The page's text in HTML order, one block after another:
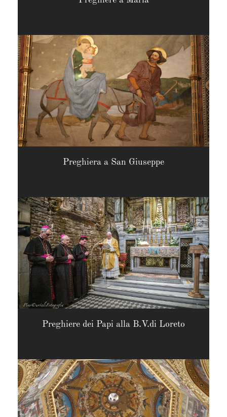
Preghiera a San Giuseppe
Preghiere dei Papi alla B.V.di Loreto